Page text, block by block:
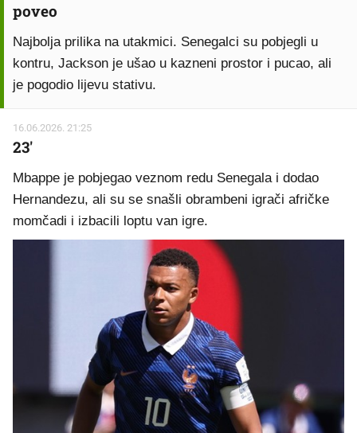
poveo
Najbolja prilika na utakmici. Senegalci su pobjegli u
kontru, Jackson je ušao u kazneni prostor i pucao, ali
je pogodio lijevu stativu.
16.06.2026. 21:25
23'
Mbappe je pobjegao veznom redu Senegala i dodao
Hernandezu, ali su se snašli obrambeni igrači afričke
momčadi i izbacili loptu van igre.